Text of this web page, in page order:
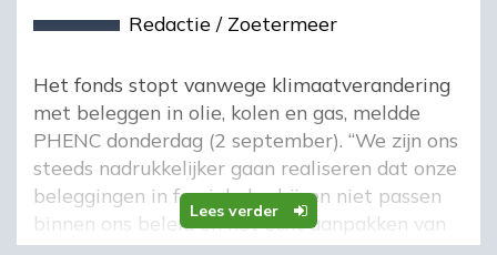
Lees verder
Redactie / Zoetermeer
Het fonds stopt vanwege klimaatverandering
met beleggen in olie, kolen en gas, meldde
PHENC donderdag (2 september). “We zijn ons
steeds nadrukkelijker gaan realiseren dat onze
beleggingen in fossiele bedrijven niet passen
binnen ons beleid en het écht aanpakken van